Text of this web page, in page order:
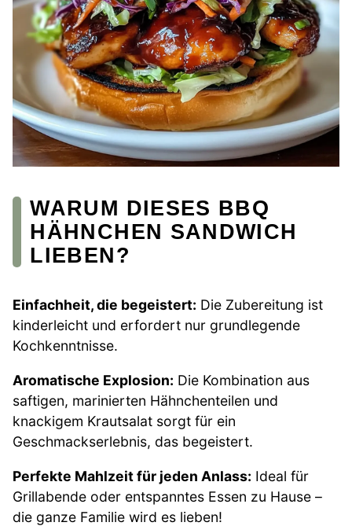
WARUM DIESES BBQ
HÄHNCHEN SANDWICH
LIEBEN?
Einfachheit, die begeistert: Die Zubereitung ist
kinderleicht und erfordert nur grundlegende
Kochkenntnisse.
Aromatische Explosion: Die Kombination aus
saftigen, marinierten Hähnchenteilen und
knackigem Krautsalat sorgt für ein
Geschmackserlebnis, das begeistert.
Perfekte Mahlzeit für jeden Anlass: Ideal für
Grillabende oder entspanntes Essen zu Hause –
die ganze Familie wird es lieben!